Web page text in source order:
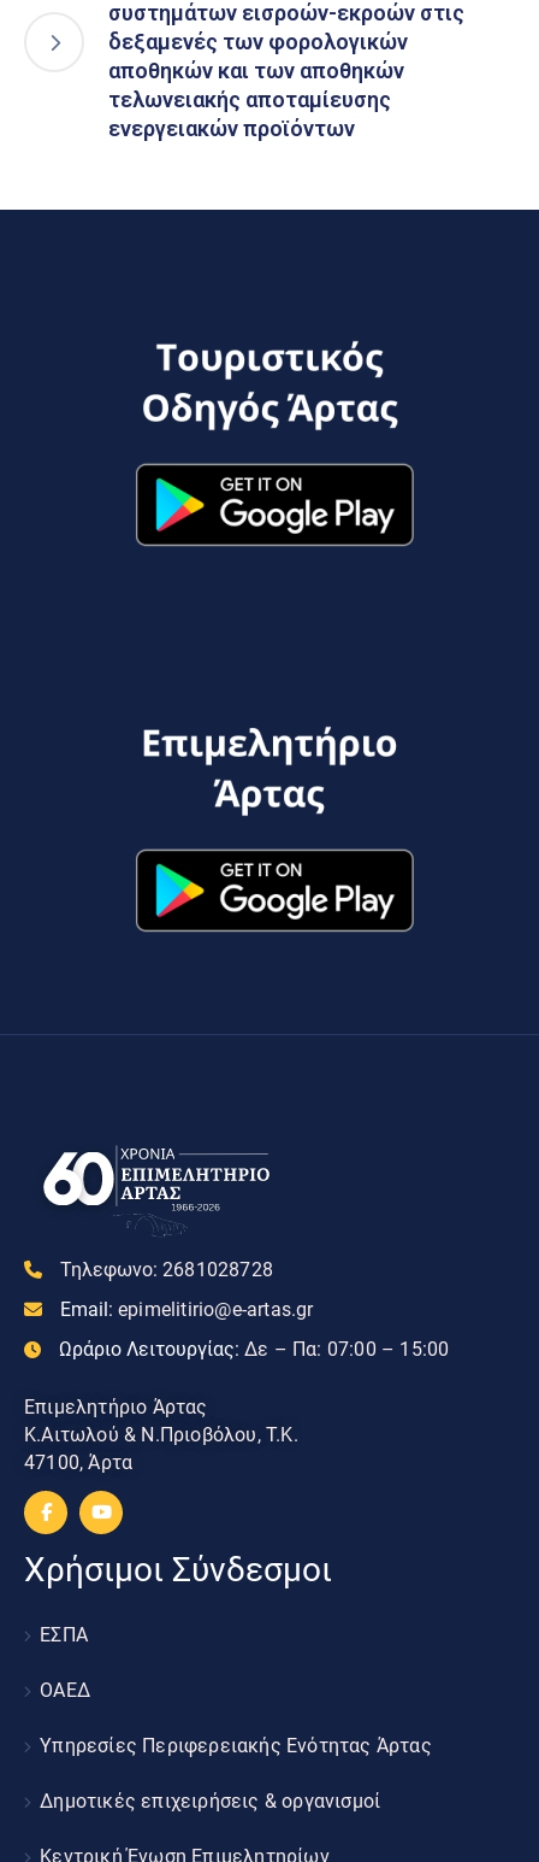
συστημάτων εισροών-εκροών στις
δεξαμενές των φορολογικών
αποθηκών και των αποθηκών
τελωνειακής αποταμίευσης
ενεργειακών προϊόντων
Τηλεφωνο: 2681028728
Email: epimelitirio@e-artas.gr
Ωράριο Λειτουργίας: Δε – Πα: 07:00 – 15:00
Επιμελητήριο Άρτας
Κ.Αιτωλού & Ν.Πριοβόλου, Τ.Κ.
47100, Άρτα
Χρήσιμοι Σύνδεσμοι
ΕΣΠΑ
ΟΑΕΔ
Υπηρεσίες Περιφερειακής Ενότητας Άρτας
Δημοτικές επιχειρήσεις & οργανισμοί
Κεντρική Ένωση Επιμελητηρίων